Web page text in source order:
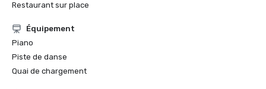
Restaurant sur place
Équipement
Piano
Piste de danse
Quai de chargement